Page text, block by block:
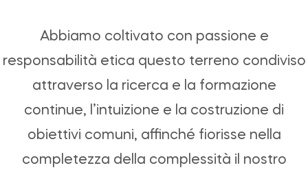
Abbiamo coltivato con passione e
responsabilità etica questo terreno condiviso
attraverso la ricerca e la formazione
continue, l’intuizione e la costruzione di
obiettivi comuni, affinché fiorisse nella
completezza della complessità il nostro